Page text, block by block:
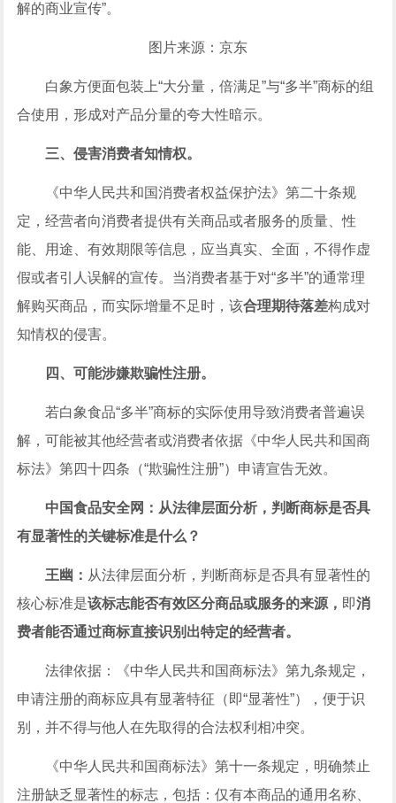
解的商业宣传”。
图片来源：京东
白象方便面包装上“大分量，倍满足”与“多半”商标的组
合使用，形成对产品分量的夸大性暗示。
三、侵害消费者知情权。
《中华人民共和国消费者权益保护法》第二十条规
定，经营者向消费者提供有关商品或者服务的质量、性
能、用途、有效期限等信息，应当真实、全面，不得作虚
假或者引人误解的宣传。当消费者基于对“多半”的通常理
解购买商品，而实际增量不足时，该合理期待落差构成对
知情权的侵害。
四、可能涉嫌欺骗性注册。
若白象食品“多半”商标的实际使用导致消费者普遍误
解，可能被其他经营者或消费者依据《中华人民共和国商
标法》第四十四条（“欺骗性注册”）申请宣告无效。
中国食品安全网：从法律层面分析，判断商标是否具
有显著性的关键标准是什么？
王幽： 从法律层面分析，判断商标是否具有显著性的
核心标准是该标志能否有效区分商品或服务的来源， 即消
费者能否通过商标直接识别出特定的经营者。
法律依据：《中华人民共和国商标法》第九条规定，
申请注册的商标应具有显著特征（即“显著性”），便于识
别，并不得与他人在先取得的合法权利相冲突。
《中华人民共和国商标法》第十一条规定，明确禁止
注册缺乏显著性的标志，包括：仅有本商品的通用名称、